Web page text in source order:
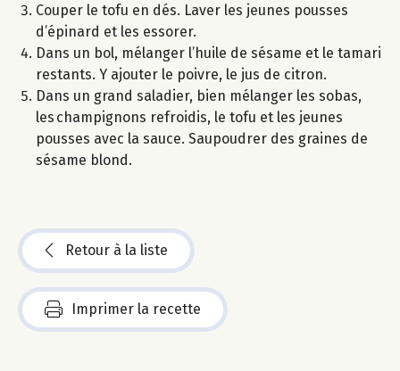
Couper le tofu en dés. Laver les jeunes pousses
d’épinard et les essorer.
Dans un bol, mélanger l’huile de sésame et le tamari
restants. Y ajouter le poivre, le jus de citron.
Dans un grand saladier, bien mélanger les sobas,
les champignons refroidis, le tofu et les jeunes
pousses avec la sauce. Saupoudrer des graines de
sésame blond.
Retour à la liste
Imprimer la recette